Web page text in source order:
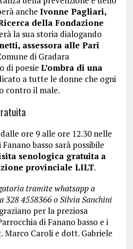
anche Ivonne Pagliari,
della Fondazione
la sua storia dialogando
assessora alle Pari
di Gradara
di poesie L’ombra di una
a tutte le donne che ogni
contro il male.
ore 9 alle ore 12.30 nelle
basso sarà possibile
senologica gratuita a
provinciale LILT.
tramite whatsapp a
328 4558366 o Silvia Sanchini
per la preziosa
di Fanano basso e i
Marco Caroli e dott. Gabriele